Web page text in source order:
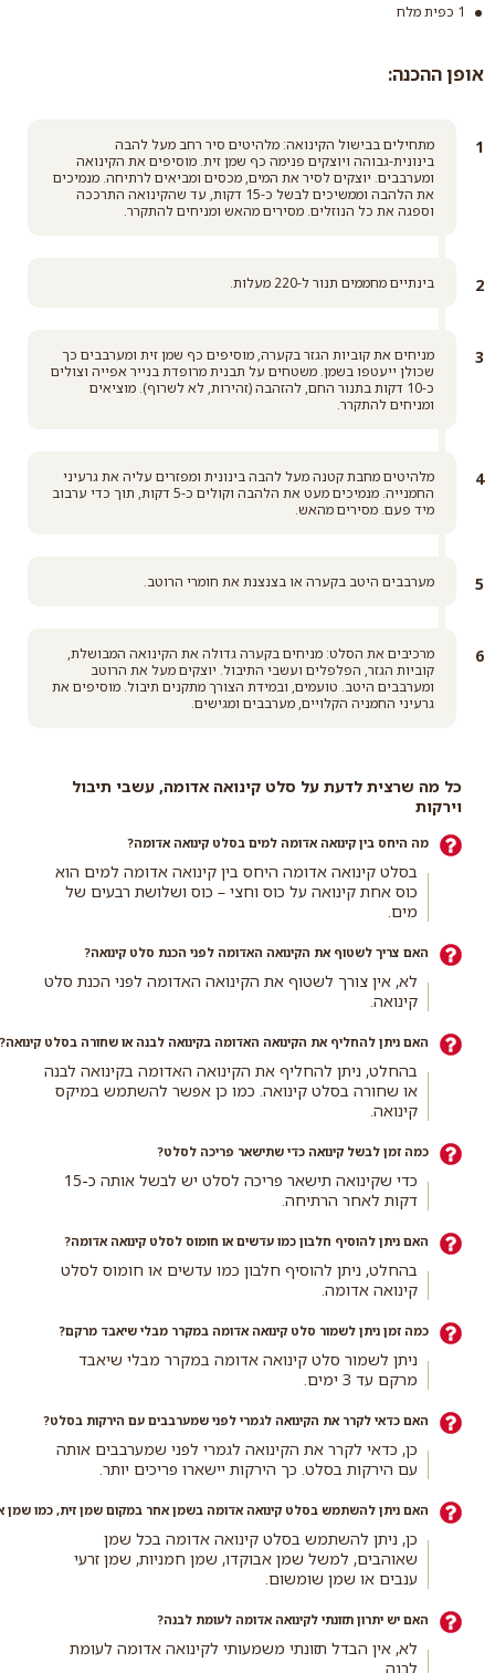
1 כפית מלח
אופן ההכנה:
מתחילים בבישול הקינואה: מלהיטים סיר רחב מעל להבה
בינונית-גבוהה ויוצקים פנימה כף שמן זית. מוסיפים את הקינואה
ומערבבים. יוצקים לסיר את המים, מכסים ומביאים לרתיחה. מנמיכים
את הלהבה וממשיכים לבשל כ-15 דקות, עד שהקינואה התרככה
וספגה את כל הנוזלים. מסירים מהאש ומניחים להתקרר.
בינתיים מחממים תנור ל-220 מעלות.
מניחים את קוביות הגזר בקערה, מוסיפים כף שמן זית ומערבבים כך
שכולן ייעטפו בשמן. משטחים על תבנית מרופדת בנייר אפייה וצולים
כ-10 דקות בתנור החם, להזהבה (זהירות, לא לשרוף). מוציאים
ומניחים להתקרר.
מלהיטים מחבת קטנה מעל להבה בינונית ומפזרים עליה את גרעיני
החמנייה. מנמיכים מעט את הלהבה וקולים כ-5 דקות, תוך כדי ערבוב
מיד פעם. מסירים מהאש.
מערבבים היטב בקערה או בצנצנת את חומרי הרוטב.
מרכיבים את הסלט: מניחים בקערה גדולה את הקינואה המבושלת,
קוביות הגזר, הפלפלים ועשבי התיבול. יוצקים מעל את הרוטב
ומערבבים היטב. טועמים, ובמידת הצורך מתקנים תיבול. מוסיפים את
גרעיני החמניה הקלויים, מערבבים ומגישים.
כל מה שרצית לדעת על סלט קינואה אדומה, עשבי תיבול
וירקות
מה היחס בין קינואה אדומה למים בסלט קינואה אדומה?
בסלט קינואה אדומה היחס בין קינואה אדומה למים הוא
כוס אחת קינואה על כוס וחצי – כוס ושלושת רבעים של
מים.
האם צריך לשטוף את הקינואה האדומה לפני הכנת סלט קינואה?
לא, אין צורך לשטוף את הקינואה האדומה לפני הכנת סלט
קינואה.
האם ניתן להחליף את הקינואה האדומה בקינואה לבנה או שחורה בסלט קינואה?
בהחלט, ניתן להחליף את הקינואה האדומה בקינואה לבנה
או שחורה בסלט קינואה. כמו כן אפשר להשתמש במיקס
קינואה.
כמה זמן לבשל קינואה כדי שתישאר פריכה לסלט?
כדי שקינואה תישאר פריכה לסלט יש לבשל אותה כ-15
דקות לאחר הרתיחה.
האם ניתן להוסיף חלבון כמו עדשים או חומוס לסלט קינואה אדומה?
בהחלט, ניתן להוסיף חלבון כמו עדשים או חומוס לסלט
קינואה אדומה.
כמה זמן ניתן לשמור סלט קינואה אדומה במקרר מבלי שיאבד מרקם?
ניתן לשמור סלט קינואה אדומה במקרר מבלי שיאבד
מרקם עד 3 ימים.
האם כדאי לקרר את הקינואה לגמרי לפני שמערבבים עם הירקות בסלט?
כן, כדאי לקרר את הקינואה לגמרי לפני שמערבבים אותה
עם הירקות בסלט. כך הירקות יישארו פריכים יותר.
האם ניתן להשתמש בסלט קינואה אדומה בשמן אחר במקום שמן זית, כמו שמן
כן, ניתן להשתמש בסלט קינואה אדומה בכל שמן
שאוהבים, למשל שמן אבוקדו, שמן חמניות, שמן זרעי
ענבים או שמן שומשום.
האם יש יתרון תזונתי לקינואה אדומה לעומת לבנה?
לא, אין הבדל תזונתי משמעותי לקינואה אדומה לעומת
לבנה.